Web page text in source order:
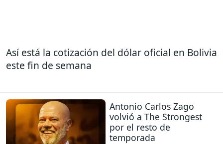
Así está la cotización del dólar oficial en Bolivia
este fin de semana
Antonio Carlos Zago
volvió a The Strongest
por el resto de
temporada